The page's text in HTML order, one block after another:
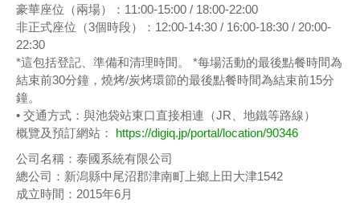
豪華座位（兩場）：11:00-15:00 / 18:00-22:00
非正式座位（3個時段）：12:00-14:30 / 16:00-18:30 / 20:00-
22:30
*這包括登記、準備和清理時間。 *每場活動的最後點餐時間為
結束前30分鐘，燒烤/炭烤環節的最後點餐時間為結束前15分
鐘。
• 交通方式：與池袋站東口直接相連（JR、地鐵等路線）
概覽及預訂網站： https://digiq.jp/portal/location/90346
公司名稱：泰國系統有限公司
總公司：新潟縣中尾沼郡津南町上鄉上田大津1542
成立時間：2015年6月